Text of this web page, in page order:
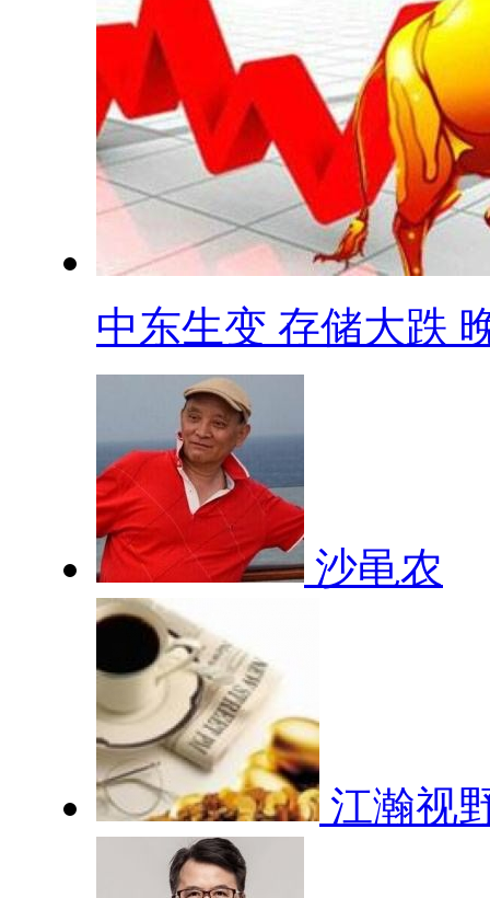
中东生变 存储大跌
沙黾农
江瀚视